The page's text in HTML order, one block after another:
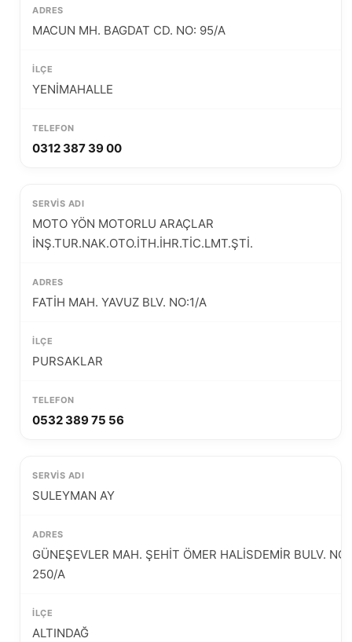
MACUN MH. BAGDAT CD. NO: 95/A
YENİMAHALLE
0312 387 39 00
MOTO YÖN MOTORLU ARAÇLAR
İNŞ.TUR.NAK.OTO.İTH.İHR.TİC.LMT.ŞTİ.
FATİH MAH. YAVUZ BLV. NO:1/A
PURSAKLAR
0532 389 75 56
SULEYMAN AY
GÜNEŞEVLER MAH. ŞEHİT ÖMER HALİSDEMİR BULV. NO:
250/A
ALTINDAĞ